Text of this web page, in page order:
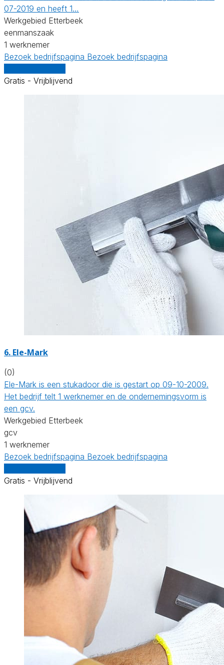
07-2019 en heeft 1…
Werkgebied Etterbeek
eenmanszaak
1 werknemer
Bezoek bedrijfspagina Bezoek bedrijfspagina
Gratis - Vrijblijvend
6. Ele-Mark
(0)
Ele-Mark is een stukadoor die is gestart op 09-10-2009.
Het bedrijf telt 1 werknemer en de ondernemingsvorm is
een gcv.
Werkgebied Etterbeek
gcv
1 werknemer
Bezoek bedrijfspagina Bezoek bedrijfspagina
Gratis - Vrijblijvend